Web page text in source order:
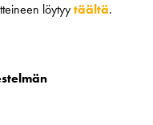
löytyytäältä.